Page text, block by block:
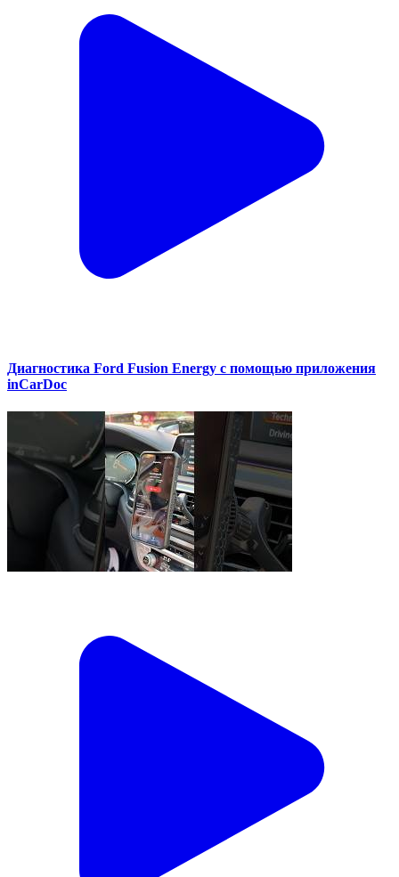
Диагностика Ford Fusion Energy с помощью приложения
inCarDoc